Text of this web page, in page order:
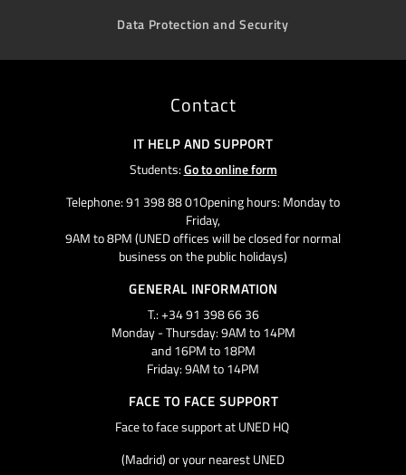
Data Protection and Security
Contact
IT HELP AND SUPPORT
Students:Go to online form
Telephone: 91 398 88 01Opening hours: Monday to
Friday,
9AM to 8PM (UNED offices will be closed for normal
business on the public holidays)
GENERAL INFORMATION
T.: +34 91 398 66 36
Monday - Thursday: 9AM to 14PM
and 16PM to 18PM
Friday: 9AM to 14PM
FACE TO FACE SUPPORT
Face to face support at UNED HQ
(Madrid) or your nearest UNED